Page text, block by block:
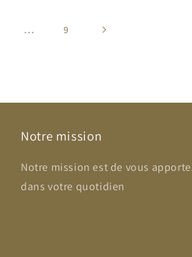
… 9
Notre mission
Notre mission est de vous
dans votre quotidien